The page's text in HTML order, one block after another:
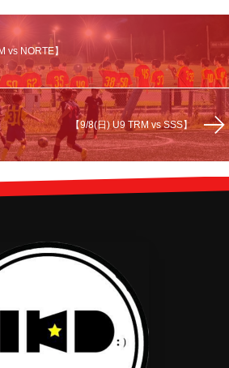
vs NORTE】
【9/8(日) U9 TRM vs SSS】